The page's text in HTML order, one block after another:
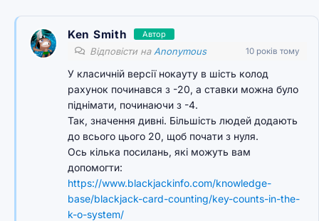
Ken Smith Автор
Відповісти на Anonymous 10 років тому
У класичній версії нокауту в шість колод
рахунок починався з -20, а ставки можна було
піднімати, починаючи з -4.
Так, значення дивні. Більшість людей додають
до всього цього 20, щоб почати з нуля.
Ось кілька посилань, які можуть вам
допомогти:
https://www.blackjackinfo.com/knowledge-
base/blackjack-card-counting/key-counts-in-the-
k-o-system/